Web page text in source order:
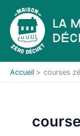
contenu
La
Accueil courses